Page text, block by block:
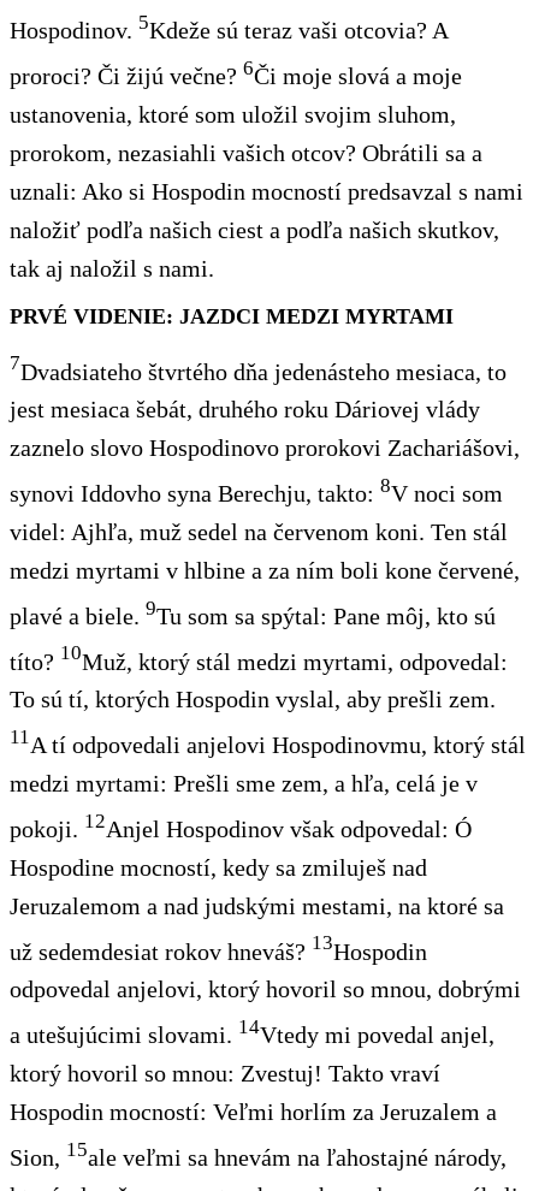
Hospodinov. 5Kdeže sú teraz vaši otcovia? A
proroci? Či žijú večne? 6Či moje slová a moje
ustanovenia, ktoré som uložil svojim sluhom,
prorokom, nezasiahli vašich otcov? Obrátili sa a
uznali: Ako si Hospodin mocností predsavzal s nami
naložiť podľa našich ciest a podľa našich skutkov,
tak aj naložil s nami.
PRVÉ VIDENIE: JAZDCI MEDZI MYRTAMI
7Dvadsiateho štvrtého dňa jedenásteho mesiaca, to
jest mesiaca šebát, druhého roku Dáriovej vlády
zaznelo slovo Hospodinovo prorokovi Zachariášovi,
synovi Iddovho syna Berechju, takto: 8V noci som
videl: Ajhľa, muž sedel na červenom koni. Ten stál
medzi myrtami v hlbine a za ním boli kone červené,
plavé a biele. 9Tu som sa spýtal: Pane môj, kto sú
títo? 10Muž, ktorý stál medzi myrtami, odpovedal:
To sú tí, ktorých Hospodin vyslal, aby prešli zem.
11A tí odpovedali anjelovi Hospodinovmu, ktorý stál
medzi myrtami: Prešli sme zem, a hľa, celá je v
pokoji. 12Anjel Hospodinov však odpovedal: Ó
Hospodine mocností, kedy sa zmiluješ nad
Jeruzalemom a nad judskými mestami, na ktoré sa
už sedemdesiat rokov hneváš? 13Hospodin
odpovedal anjelovi, ktorý hovoril so mnou, dobrými
a utešujúcimi slovami. 14Vtedy mi povedal anjel,
ktorý hovoril so mnou: Zvestuj! Takto vraví
Hospodin mocností: Veľmi horlím za Jeruzalem a
Sion, 15ale veľmi sa hnevám na ľahostajné národy,